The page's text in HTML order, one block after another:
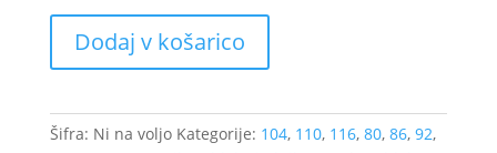
-
cvetke
Dodaj v košarico
Šifra: Ni na voljo Kategorije: 104, 110, 116, 80, 86, 92,